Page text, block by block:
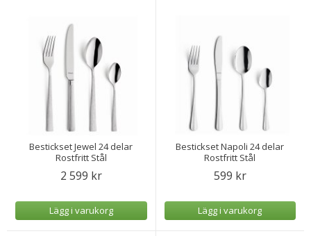
Bestickset Jewel 24 delar
Rostfritt Stål
2 599 kr
Lägg i varukorg
Bestickset Napoli 24 delar
Rostfritt Stål
599 kr
Lägg i varukorg